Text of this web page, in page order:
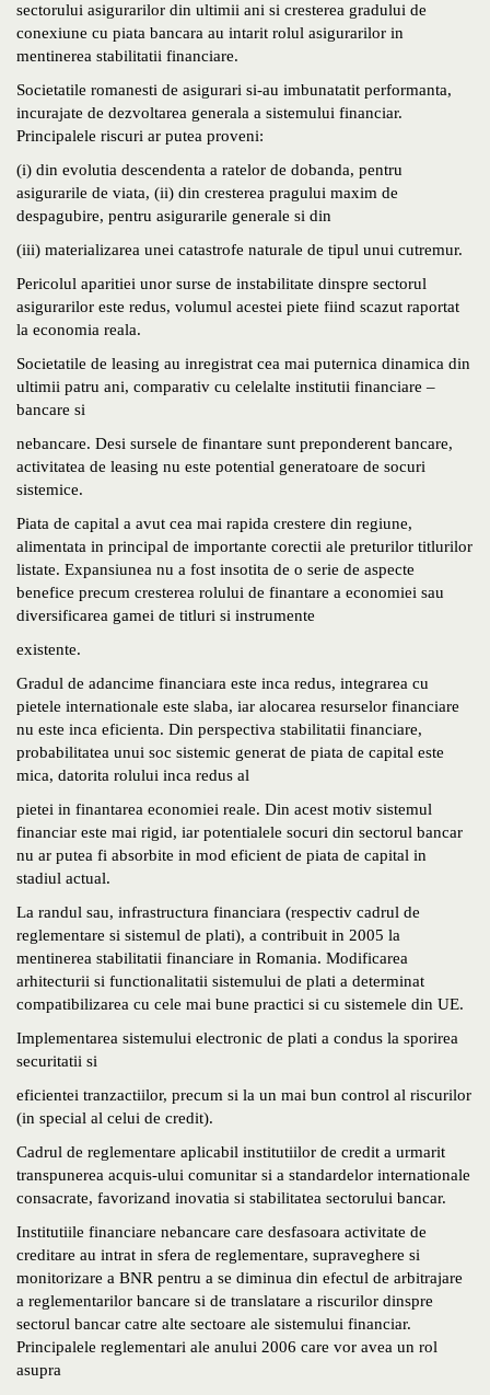
sectorului asigurarilor din ultimii ani si cresterea gradului de
conexiune cu piata bancara au intarit rolul asigurarilor in
mentinerea stabilitatii financiare.
Societatile romanesti de asigurari si-au imbunatatit performanta,
incurajate de dezvoltarea generala a sistemului financiar.
Principalele riscuri ar putea proveni:
(i) din evolutia descendenta a ratelor de dobanda, pentru
asigurarile de viata, (ii) din cresterea pragului maxim de
despagubire, pentru asigurarile generale si din
(iii) materializarea unei catastrofe naturale de tipul unui cutremur.
Pericolul aparitiei unor surse de instabilitate dinspre sectorul
asigurarilor este redus, volumul acestei piete fiind scazut raportat
la economia reala.
Societatile de leasing au inregistrat cea mai puternica dinamica din
ultimii patru ani, comparativ cu celelalte institutii financiare –
bancare si
nebancare. Desi sursele de finantare sunt preponderent bancare,
activitatea de leasing nu este potential generatoare de socuri
sistemice.
Piata de capital a avut cea mai rapida crestere din regiune,
alimentata in principal de importante corectii ale preturilor titlurilor
listate. Expansiunea nu a fost insotita de o serie de aspecte
benefice precum cresterea rolului de finantare a economiei sau
diversificarea gamei de titluri si instrumente
existente.
Gradul de adancime financiara este inca redus, integrarea cu
pietele internationale este slaba, iar alocarea resurselor financiare
nu este inca eficienta. Din perspectiva stabilitatii financiare,
probabilitatea unui soc sistemic generat de piata de capital este
mica, datorita rolului inca redus al
pietei in finantarea economiei reale. Din acest motiv sistemul
financiar este mai rigid, iar potentialele socuri din sectorul bancar
nu ar putea fi absorbite in mod eficient de piata de capital in
stadiul actual.
La randul sau, infrastructura financiara (respectiv cadrul de
reglementare si sistemul de plati), a contribuit in 2005 la
mentinerea stabilitatii financiare in Romania. Modificarea
arhitecturii si functionalitatii sistemului de plati a determinat
compatibilizarea cu cele mai bune practici si cu sistemele din UE.
Implementarea sistemului electronic de plati a condus la sporirea
securitatii si
eficientei tranzactiilor, precum si la un mai bun control al riscurilor
(in special al celui de credit).
Cadrul de reglementare aplicabil institutiilor de credit a urmarit
transpunerea acquis-ului comunitar si a standardelor internationale
consacrate, favorizand inovatia si stabilitatea sectorului bancar.
Institutiile financiare nebancare care desfasoara activitate de
creditare au intrat in sfera de reglementare, supraveghere si
monitorizare a BNR pentru a se diminua din efectul de arbitrajare
a reglementarilor bancare si de translatare a riscurilor dinspre
sectorul bancar catre alte sectoare ale sistemului financiar.
Principalele reglementari ale anului 2006 care vor avea un rol
asupra